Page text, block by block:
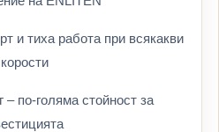
и тиха работа при всякакви
по-голяма стойност за